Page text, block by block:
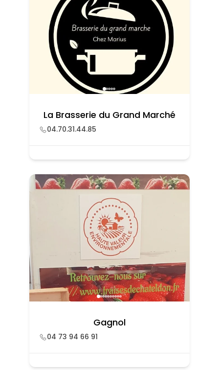
La Brasserie du Grand Marché
04.70.31.44.85
Gagnol
04 73 94 66 91